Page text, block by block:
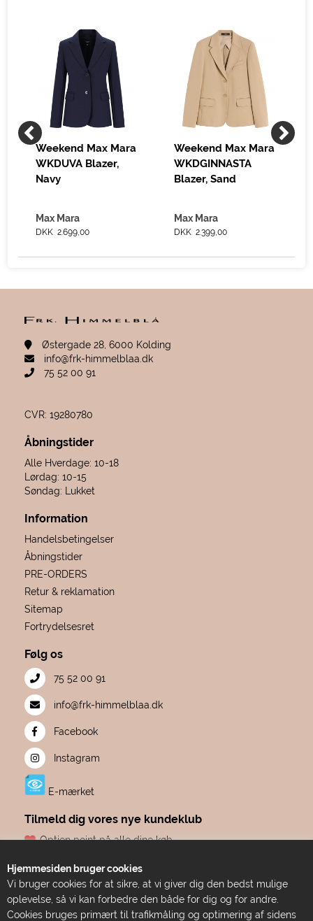
Hjemmesiden bruger cookies
Vi bruger cookies for at sikre, at vi giver dig den bedst mulige
oplevelse, så vi kan forbedre den både for dig og for andre.
Cookies bruges primært til trafikmåling og optimering af sidens
Weekend Max Mara
WKDUVA Blazer,
Navy
Max Mara
DKK 2.699,00
Weekend Max Mara
WKDGINNASTA
Blazer, Sand
Max Mara
DKK 2.399,00
Østergade 28, 6000 Kolding
info@frk-himmelblaa.dk
75 52 00 91
CVR: 19280780
Åbningstider
Alle Hverdage: 10-18
Lørdag: 10-15
Søndag: Lukket
Information
Handelsbetingelser
Åbningstider
PRE-ORDERS
Retur & reklamation
Sitemap
Fortrydelsesret
Følg os
75 52 00 91
info@frk-himmelblaa.dk
Facebook
Instagram
E-mærket
Tilmeld dig vores nye kundeklub
Optjen point på alle dine køb
Dine point udløber aldrig
Adgang til eksklusive tilbud før alle andre
Bare ren forkælelse